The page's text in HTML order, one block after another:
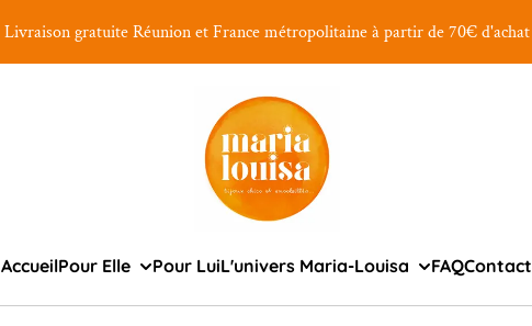
Livraison gratuite Réunion et France métropolitaine à partir de 70€ d'achat
AccueilPour Elle Pour LuiL'univers Maria-Louisa FAQContact